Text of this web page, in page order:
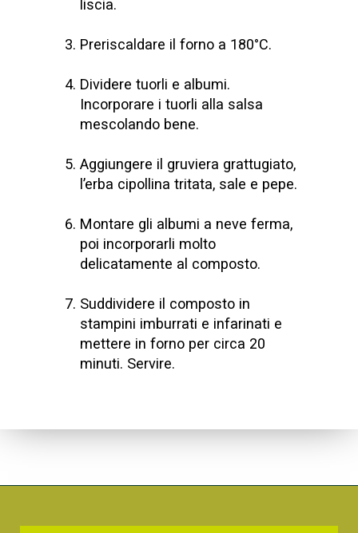
liscia.
Preriscaldare il forno a 180°C.
Dividere tuorli e albumi.
Incorporare i tuorli alla salsa
mescolando bene.
Aggiungere il gruviera grattugiato,
l’erba cipollina tritata, sale e pepe.
Montare gli albumi a neve ferma,
poi incorporarli molto
delicatamente al composto.
Suddividere il composto in
stampini imburrati e infarinati e
mettere in forno per circa 20
minuti. Servire.